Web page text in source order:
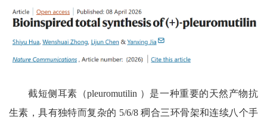
截短侧耳素（pleuromutilin ）是一种重要的天然产物抗
生素，具有独特而复杂的 5/6/8稠合三环骨架和连续八个手